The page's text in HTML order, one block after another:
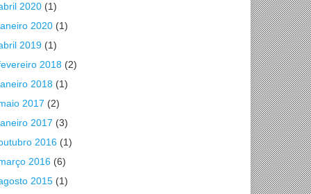
2020 (1)
2020 (1)
2019 (1)
2018 (2)
2018 (1)
2017 (2)
2017 (3)
2016 (1)
2016 (6)
2015 (1)